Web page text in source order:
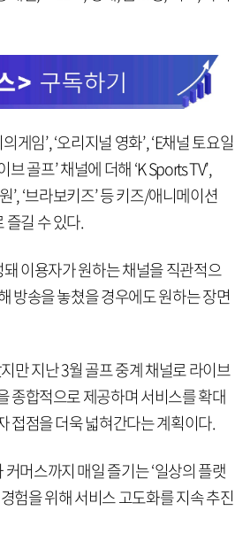
임’, ‘오리지널 영화’, ‘E채널 토요일
골프’ 채널에 더해 ‘K Sports TV’,
’, ‘브라보키즈’ 등 키즈/애니메이션
즐길 수 있다.
돼 이용자가 원하는 채널을 직관적으
방송을 놓쳤을 경우에도 원하는 장면
만 지난 3월 골프 중계 채널로 라이브
종합적으로 제공하며 서비스를 확대
접점을 더욱 넓혀간다는 계획이다.
머스까지 매일 즐기는 ‘일상의 플랫
험을 위해 서비스 고도화를 지속 추진